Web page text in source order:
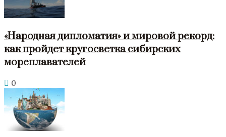
«Народная дипломатия» и мировой рекорд:
как пройдет кругосветка сибирских
мореплавателей
0